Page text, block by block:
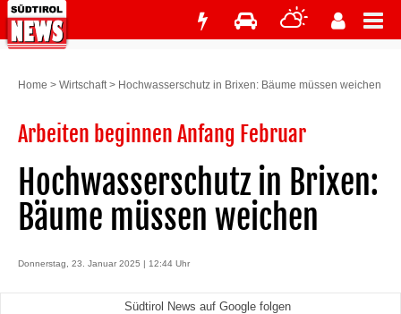
Home > Wirtschaft> Hochwasserschutz in Brixen: Bäume müssen weichen
Arbeiten beginnen Anfang Februar
Hochwasserschutz in Brixen:
Bäume müssen weichen
Donnerstag, 23. Januar 2025 | 12:44 Uhr
Südtirol News auf Google folgen